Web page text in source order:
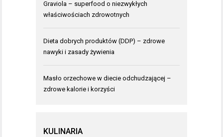
Graviola – superfood o niezwykłych
właściwościach zdrowotnych
Dieta dobrych produktów (DDP) – zdrowe
nawyki i zasady żywienia
Masło orzechowe w diecie odchudzającej –
zdrowe kalorie i korzyści
KULINARIA